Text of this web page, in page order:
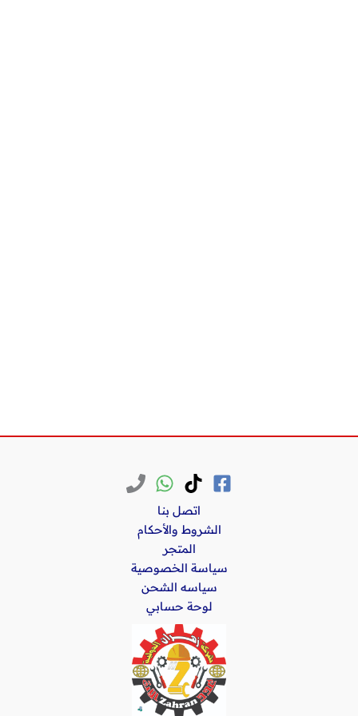
اتصل بنا
الشروط والأحكام
المتجر
سياسة الخصوصية
سياسه الشحن
لوحة حسابي